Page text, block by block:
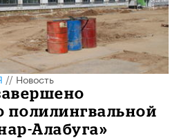
//Новость
полилингвальной
Алабуга»